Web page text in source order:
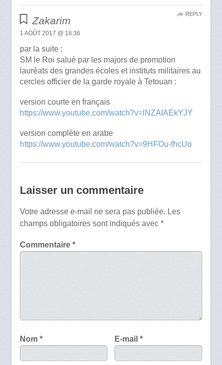
Zakarim
1 AOÛT 2017 @ 18:36
par la suite :
SM le Roi salué par les majors de promotion
lauréats des grandes écoles et instituts militaires au
cercles officier de la garde royale à Tetouan :
version courte en français
https://www.youtube.com/watch?v=lNZAIAEkYJY
version complète en arabe
https://www.youtube.com/watch?v=9HFOu-fhcUo
REPLY
Laisser un commentaire
Votre adresse e-mail ne sera pas publiée. Les
champs obligatoires sont indiqués avec *
Commentaire *
Nom * E-mail*